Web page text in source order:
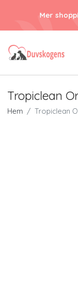
Mer
Tropiclean
Hem Tropiclean